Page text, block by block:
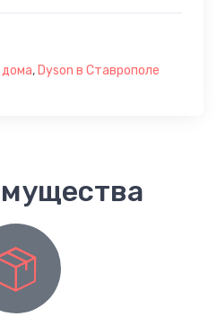
, Dyson в Ставрополе